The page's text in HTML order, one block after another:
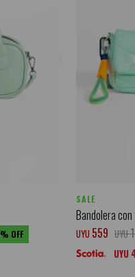
SALE
Bandolera
UYU 559 UYU
UYU